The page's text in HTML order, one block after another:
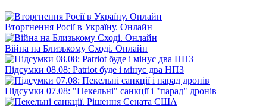
Вторгнення Росії в Україну. Онлайн
Війна на Близькому Сході. Онлайн
Підсумки 08.08: Patriot буде і мінус два НПЗ
Підсумки 07.08: "Пекельні" санкції і "парад" дронів